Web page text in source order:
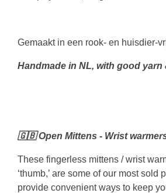
Gemaakt in een rook- en huisdier-
Handmade in NL, with good yarn
🇬🇧 Open Mittens - Wrist
These fingerless mittens / wrist
‘thumb,’ are some of our most sold
provide convenient ways to keep